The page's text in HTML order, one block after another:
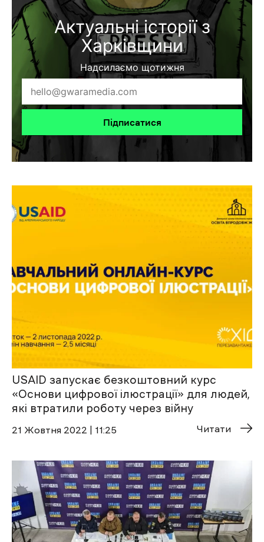
Актуальні історії з
Харківщини
Надсилаємо щотижня
Підписатися
USAID запускає безкоштовний курс
«Основи цифрової ілюстрації» для людей,
які втратили роботу через війну
21 Жовтня 2022 | 11:25 Читати